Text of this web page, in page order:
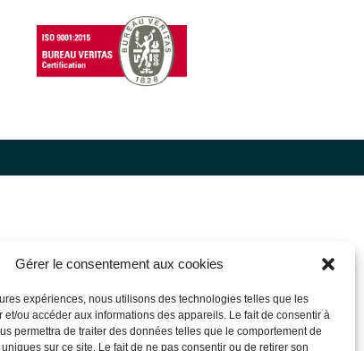
Gérer le consentement aux cookies
expériences, nous utilisons des technologies telles que les
et/ou accéder aux informations des appareils. Le fait de consentir à
permettra de traiter des données telles que le comportement de
sur ce site. Le fait de ne pas consentir ou de retirer son